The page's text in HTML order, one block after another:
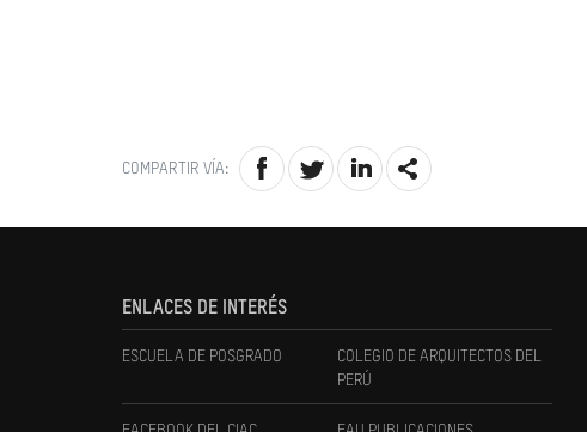
COMPARTIR VÍA:
ENLACES DE INTERÉS
ESCUELA DE POSGRADO
COLEGIO DE ARQUITECTOS DEL
PERÚ